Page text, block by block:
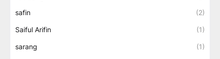
safin (2)
Saiful Arifin (1)
sarang (1)